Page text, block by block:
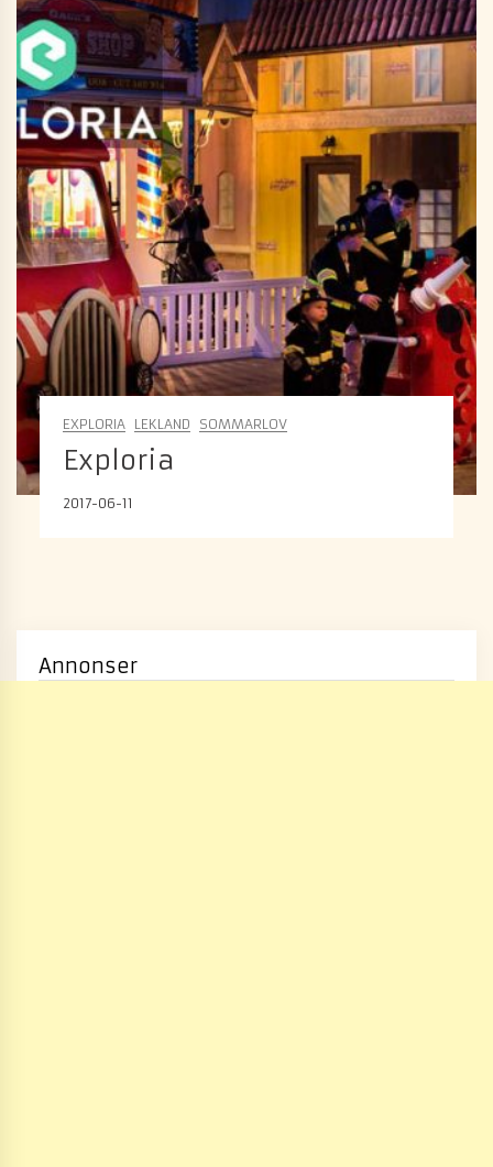
EXPLORIA LEKLAND SOMMARLOV
Exploria
2017-06-11
Annonser